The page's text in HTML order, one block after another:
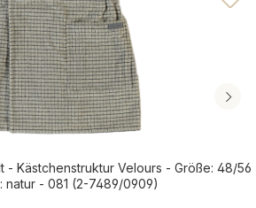
- Kästchenstruktur Velours - Größe: 48/56
natur - 081 (2-7489/0909)